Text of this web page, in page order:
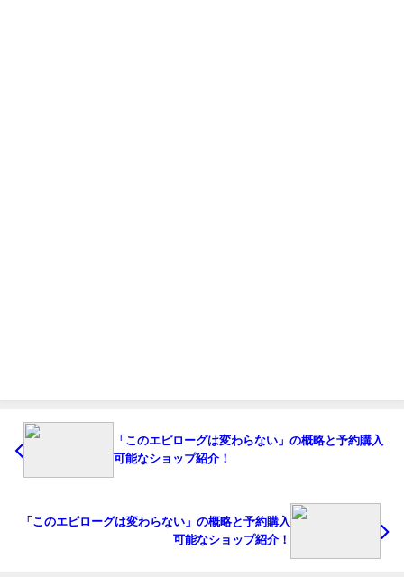
「このエピローグは変わらない」の概略と予約購入
可能なショップ紹介！
「このエピローグは変わらない」の概略と予約購入
可能なショップ紹介！